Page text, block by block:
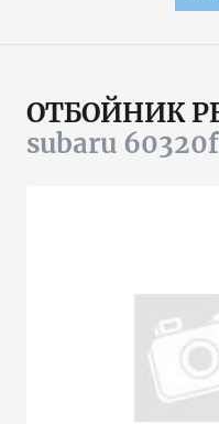
ОТБОЙНИК
subaru